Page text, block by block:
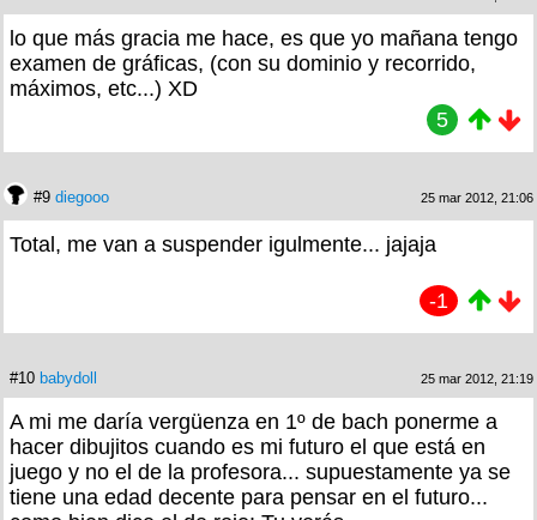
lo que más gracia me hace, es que yo mañana tengo
examen de gráficas, (con su dominio y recorrido,
máximos, etc...) XD
5
#9 diegooo 25 mar 2012, 21:06
Total, me van a suspender igulmente... jajaja
-1
#10 babydoll 25 mar 2012, 21:19
A mi me daría vergüenza en 1º de bach ponerme a
hacer dibujitos cuando es mi futuro el que está en
juego y no el de la profesora... supuestamente ya se
tiene una edad decente para pensar en el futuro...